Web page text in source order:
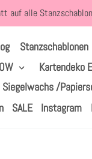
auf alle
Stanzschablonen
Kartendeko
Siegelwachs /
SALE Instagram